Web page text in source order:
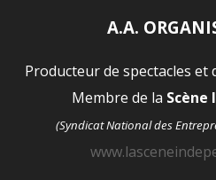
A.A.
Producteur de spectacles et
Membre de la Scène
(Syndicat National des